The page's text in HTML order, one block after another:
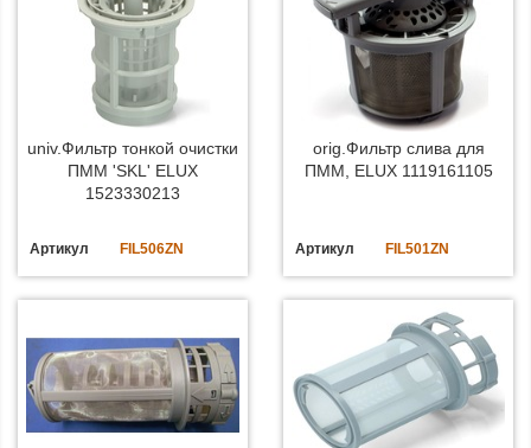
univ.Фильтр тонкой очистки
ПММ 'SKL' ELUX
1523330213
Артикул FIL506ZN
orig.Фильтр слива для
ПММ, ELUX 1119161105
Артикул FIL501ZN